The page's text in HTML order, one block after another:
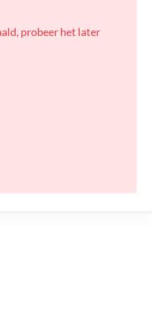
probeer het later